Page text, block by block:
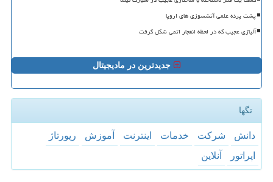
پشت پرده علمی آتشسوزی های اروپا
آلیاژی عجیب که در لحظه انفجار اتمی شکل گرفت
جدیدترین در مادیجیتال
تگها
دانش شركت خدمات اینترنت آموزش
رپورتاژ
اپراتور
آنلاین